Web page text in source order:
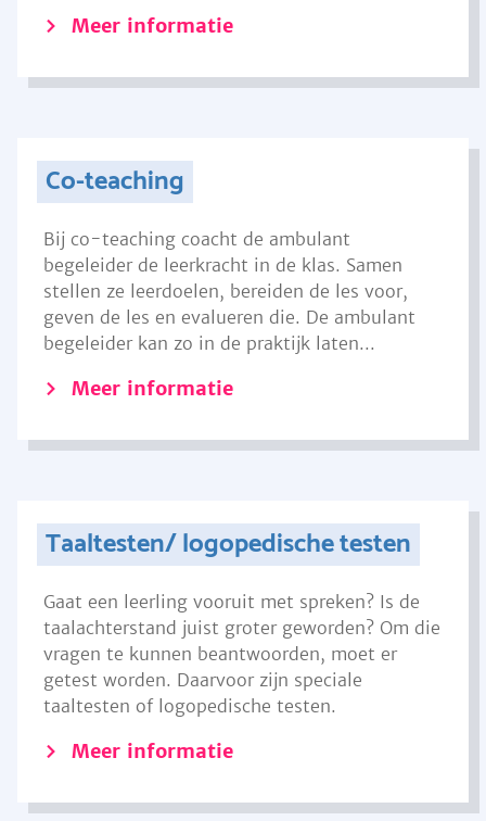
Meer informatie
Co-teaching
Bij co-teaching coacht de ambulant
begeleider de leerkracht in de klas. Samen
stellen ze leerdoelen, bereiden de les voor,
geven de les en evalueren die. De ambulant
begeleider kan zo in de praktijk laten...
Meer informatie
Taaltesten/ logopedische testen
Gaat een leerling vooruit met spreken? Is de
taalachterstand juist groter geworden? Om die
vragen te kunnen beantwoorden, moet er
getest worden. Daarvoor zijn speciale
taaltesten of logopedische testen.
Meer informatie